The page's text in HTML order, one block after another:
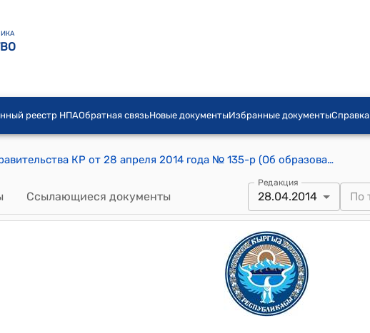
реестр НПАОбратная связьНовые документыИзбранные документыСправка
Распоряжение Правительства КР от 28 апреля 2014 года № 135-р (Об образовании делегации Кыргызской Республики)
Ссылающиеся документы
Редакция
28.04.2014